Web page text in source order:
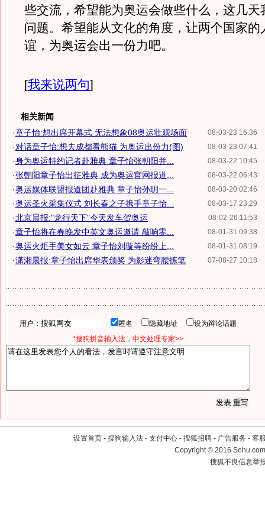
些交流，希望能为奥运会做些什么，这几天
问题。希望能从文化的角度，让两个国家的
谊，为奥运会出一份力吧。
[我来说两句]
相关新闻
08-03-23 16:36
·章子怡:想出席开幕式 无法想象08奥运壮观场面
08-03-23 07:41
·对话章子怡:想去成都看熊猫 为奥运出份力(图)
08-03-22 10:45
·身为奥运特约记者赴雅典 章子怡张朝阳并...
08-03-22 06:43
·张朝阳章子怡出征雅典 成为奥运官网报道...
08-03-20 02:46
·奥运媒体联盟报道团赴雅典 章子怡孙玥一...
08-03-17 23:29
·奥运圣火采集仪式 刘长春之子携手章子怡...
08-02-26 11:53
·北京晨报:"龙行天下"今天发车贺奥运
08-01-31 09:38
·章子怡将在春晚发中英文奥运邀请 敲响零...
08-01-31 08:19
·奥运火炬手美女如云 章子怡刘璇等纷纷上...
07-08-27 10:18
·潇湘晨报:章子怡出席华表颁奖 为影迷弯腰拣笔
用户： 匿名 隐藏地址
设为辩论话题
*搜狗拼音输入法，中文处理专家>>
设置首页 - 搜狗输入法 - 支付中心 - 搜狐招聘 - 广告服务 - 客
Copyright©2016
搜狐不良信息举